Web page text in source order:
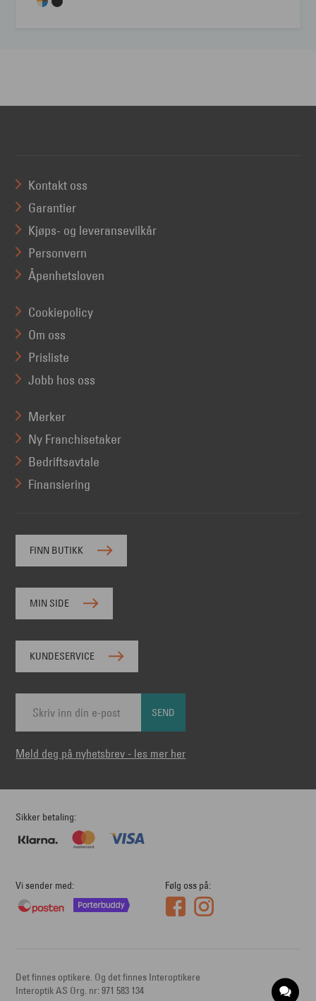
Kontakt oss
Garantier
Kjøps- og leveransevilkår
Personvern
Åpenhetsloven
Cookiepolicy
Om oss
Prisliste
Jobb hos oss
Merker
Ny Franchisetaker
Bedriftsavtale
Finansiering
FINN BUTIKK
MIN SIDE
KUNDESERVICE
SEND
Meld deg på nyhetsbrev - les mer her
Sikker betaling
Vi sender med Følg oss på
Det finnes optikere. Og det finnes Interoptikere
Interoptik AS Org. nr: 971 583 134